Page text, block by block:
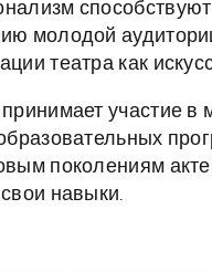
способствуют
молодой
театра как
участие в
поколениям
навыки.